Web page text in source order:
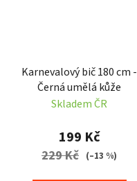
Karnevalový bič 180 cm -
Černá umělá kůže
Skladem ČR
199 Kč
229 Kč (–13 %)